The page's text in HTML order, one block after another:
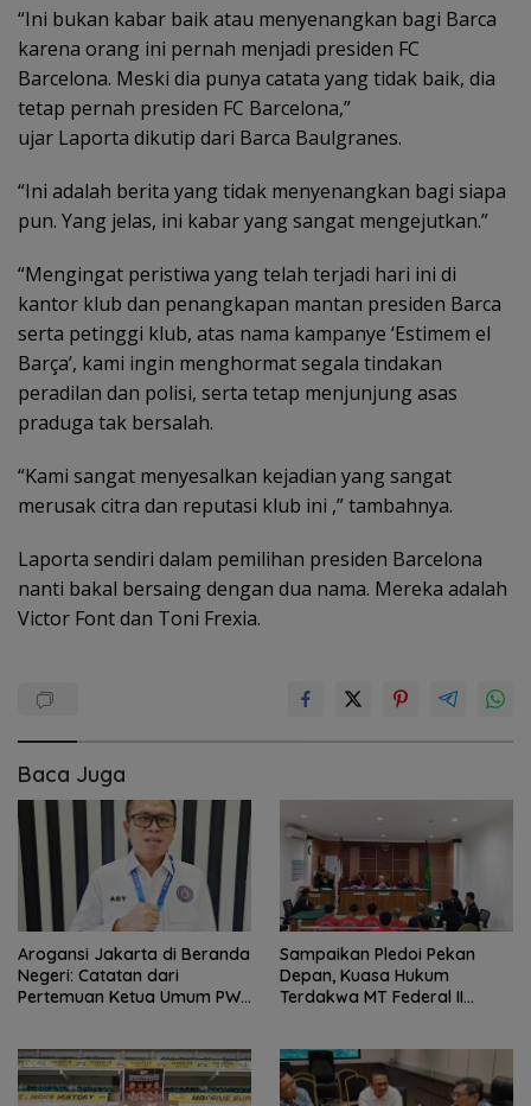
“Ini bukan kabar baik atau menyenangkan bagi Barca
karena orang ini pernah menjadi presiden FC
Barcelona. Meski dia punya catata yang tidak baik, dia
tetap pernah presiden FC Barcelona,”
ujar Laporta dikutip dari Barca Baulgranes.
“Ini adalah berita yang tidak menyenangkan bagi siapa
pun. Yang jelas, ini kabar yang sangat mengejutkan.”
“Mengingat peristiwa yang telah terjadi hari ini di
kantor klub dan penangkapan mantan presiden Barca
serta petinggi klub, atas nama kampanye ‘Estimem el
Barça’, kami ingin menghormat segala tindakan
peradilan dan polisi, serta tetap menjunjung asas
praduga tak bersalah.
“Kami sangat menyesalkan kejadian yang sangat
merusak citra dan reputasi klub ini ,” tambahnya.
Laporta sendiri dalam pemilihan presiden Barcelona
nanti bakal bersaing dengan dua nama. Mereka adalah
Victor Font dan Toni Frexia.
Baca Juga
Arogansi Jakarta di Beranda
Negeri: Catatan dari
Pertemuan Ketua Umum PWI
Sampaikan Pledoi Pekan
Depan, Kuasa Hukum
Terdakwa MT Federal II